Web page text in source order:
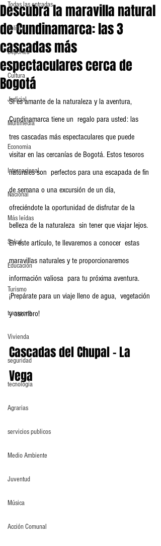
Todas las entradas
Política
Deportes
Cultura
Judicial
Multimedia
Economia
Internacional
Nacional
Más leídas
Salud
Educación
Turismo
transporte
Vivienda
seguridad
tecnología
Agrarias
servicios publicos
Medio Ambiente
Juventud
Música
Acción Comunal
Descubra la maravilla natural
de Cundinamarca: las 3
cascadas más
espectaculares cerca de
Bogotá
Si es amante de la naturaleza y la aventura,
Cundinamarca tiene un  regalo para usted: las
tres cascadas más espectaculares que puede
visitar en las cercanías de Bogotá. Estos tesoros
naturales son  perfectos para una escapada de fin
de semana o una excursión de un día,
ofreciéndote la oportunidad de disfrutar de la
belleza de la naturaleza  sin tener que viajar lejos.
En este artículo, te llevaremos a conocer  estas
maravillas naturales y te proporcionaremos
información valiosa  para tu próxima aventura.
¡Prepárate para un viaje lleno de agua,  vegetación
y asombro!
Cascadas del Chupal – La
Vega